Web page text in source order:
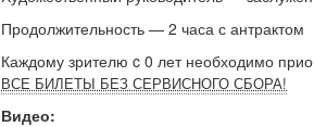
Продолжительность — 2 часа с антрактом
Каждому зрителю c 0 лет необходимо
ВСЕ БИЛЕТЫ БЕЗ СЕРВИСНОГО СБОРА!
Видео: